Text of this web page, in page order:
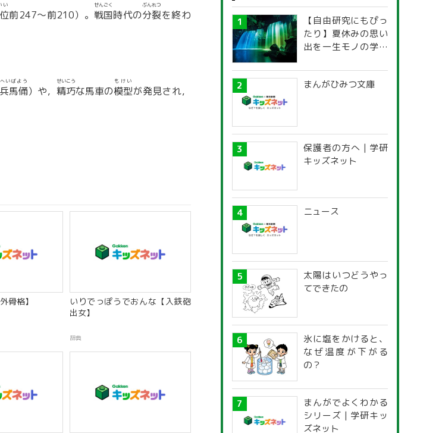
い
前247〜前210）。 戦国
せんごく
時代の分裂
ぶんれつ
を終わ
兵馬俑
へいばよう
）や， 精巧
せいこう
な馬車の模型
もけい
が発見され，
骨格】
いりでっぽうでおんな【入鉄砲
出女】
辞典
【自由研究にもぴっ
たり】夏休みの思い
出を一生モノの学び
探究ガイド
まんがひみつ文庫
保護者の方へ | 学研
キッズネット
ニュース
太陽はいつどうやっ
てできたの
氷に塩をかけると、
なぜ温度が下がる
の？
まんがでよくわかる
シリーズ | 学研キッ
ズネット